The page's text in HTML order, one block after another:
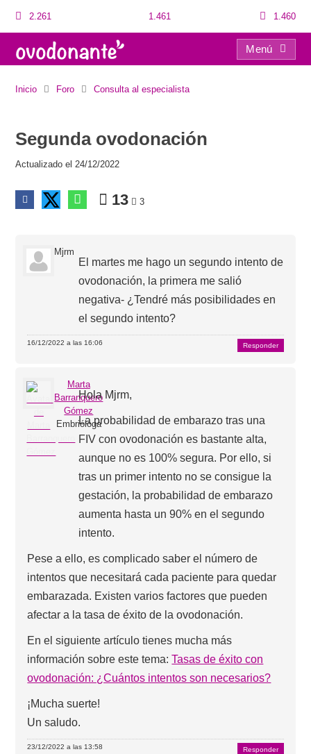
2.261 1.461 1.460
Menú
Inicio Foro Consulta al especialista
Segunda ovodonación
Actualizado el 24/12/2022
13 3
Mjrm
El martes me hago un segundo intento de
ovodonación, la primera me salió
negativa- ¿Tendré más posibilidades en
el segundo intento?
16/12/2022 a las 16:06 Responder
Marta
Barranquero
Gómez
Embrióloga
Hola Mjrm,
La probabilidad de embarazo tras una
FIV con ovodonación es bastante alta,
aunque no es 100% segura. Por ello, si
tras un primer intento no se consigue la
gestación, la probabilidad de embarazo
aumenta hasta un 90% en el segundo
intento.
Pese a ello, es complicado saber el número de
intentos que necesitará cada paciente para quedar
embarazada. Existen varios factores que pueden
afectar a la tasa de éxito de la ovodonación.
En el siguiente artículo tienes mucha más
información sobre este tema:Tasas de éxito con
ovodonación: ¿Cuántos intentos son necesarios?
¡Mucha suerte!
Un saludo.
23/12/2022 a las 13:58 Responder